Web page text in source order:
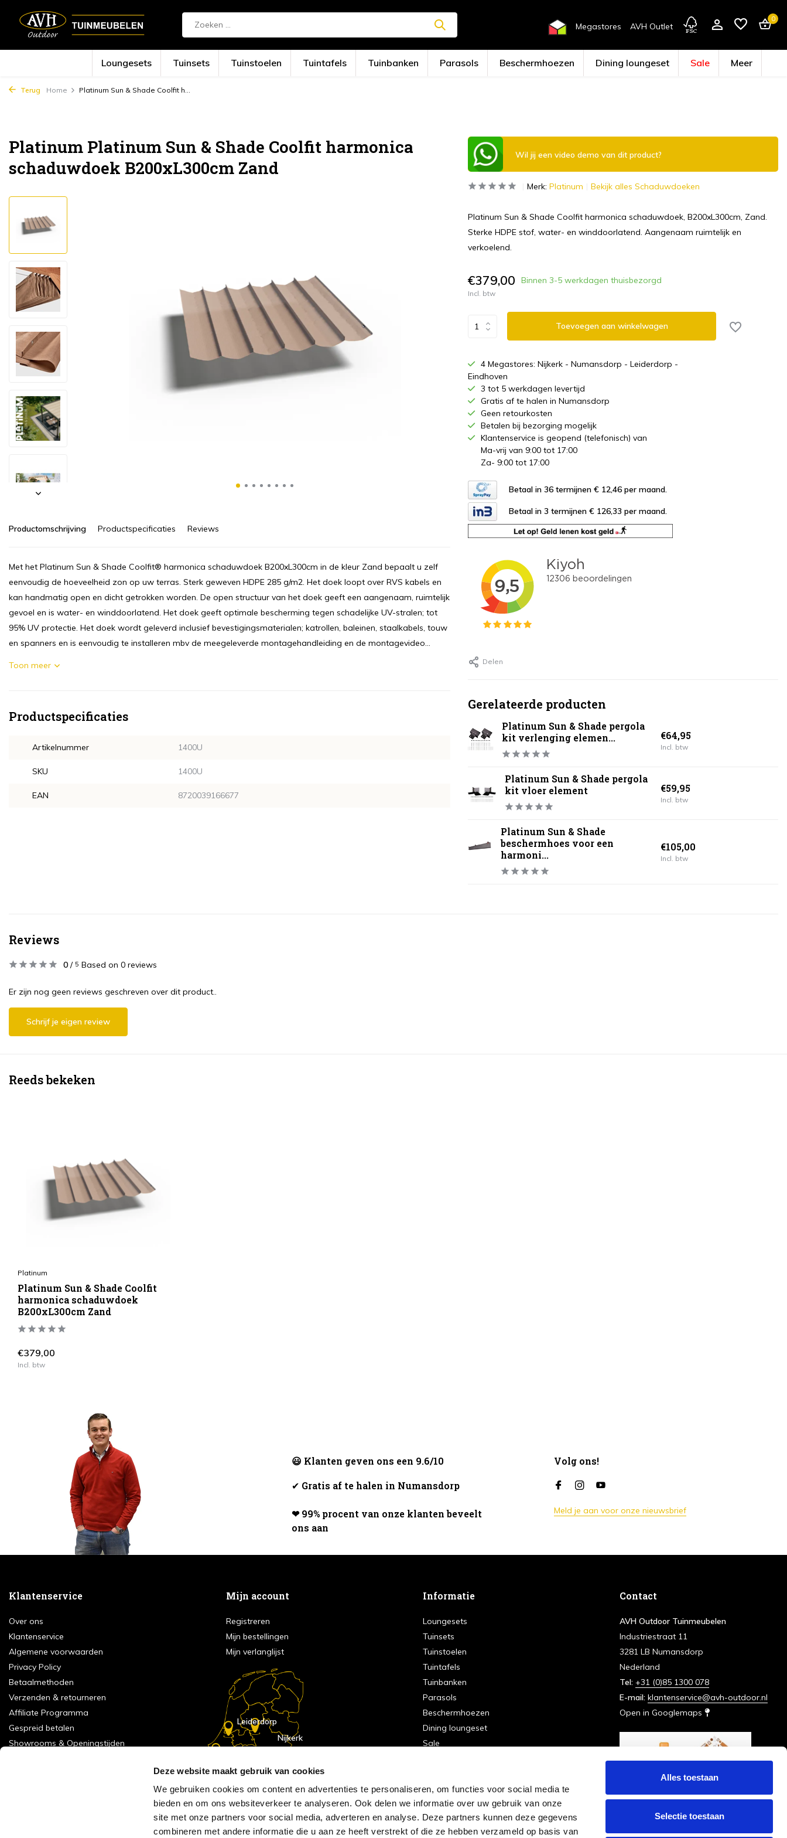
Deze website maakt gebruik van cookies
We gebruiken cookies om content en advertenties te personaliseren, om functies voor social media te
bieden en om ons websiteverkeer te analyseren. Ook delen we informatie over uw gebruik van onze
site met onze partners voor social media, adverteren en analyse. Deze partners kunnen deze gegevens
combineren met andere informatie die u aan ze heeft verstrekt of die ze hebben verzameld op basis van
Alles toestaan
Selectie toestaan
Megastores AVH Outlet
0
Loungesets Tuinsets Tuinstoelen Tuintafels Tuinbanken Parasols Beschermhoezen Dining loungeset Sale Meer
Terug Home Platinum Sun & Shade Coolfit h...
Platinum Platinum Sun & Shade Coolfit harmonica
schaduwdoek B200xL300cm Zand
Productomschrijving Productspecificaties Reviews
Met het Platinum Sun & Shade Coolfit® harmonica schaduwdoek B200xL300cm in de kleur Zand bepaalt u zelf
eenvoudig de hoeveelheid zon op uw terras. Sterk geweven HDPE 285 g/m2. Het doek loopt over RVS kabels en
kan handmatig open en dicht getrokken worden. De open structuur van het doek geeft een aangenaam, ruimtelijk
gevoel en is water- en winddoorlatend. Het doek geeft optimale bescherming tegen schadelijke UV-stralen; tot
95% UV protectie. Het doek wordt geleverd inclusief bevestigingsmaterialen; katrollen, baleinen, staalkabels, touw
en spanners en is eenvoudig te installeren mbv de meegeleverde montagehandleiding en de montagevideo...
Toon meer
Productspecificaties
Artikelnummer 1400U
SKU 1400U
EAN 8720039166677
Wil jij een video demo van dit product?
Merk: Platinum Bekijk alles Schaduwdoeken
Platinum Sun & Shade Coolfit harmonica schaduwdoek, B200xL300cm, Zand.
Sterke HDPE stof, water- en winddoorlatend. Aangenaam ruimtelijk en
verkoelend.
€379,00 Binnen 3-5 werkdagen thuisbezorgd
Incl. btw
Toevoegen aan winkelwagen
4 Megastores: Nijkerk - Numansdorp - Leiderdorp -
Eindhoven
3 tot 5 werkdagen levertijd
Gratis af te halen in Numansdorp
Geen retourkosten
Betalen bij bezorging mogelijk
Klantenservice is geopend (telefonisch) van
Ma-vrij van 9:00 tot 17:00
Za- 9:00 tot 17:00
Betaal in 36 termijnen € 12,46 per maand.
Betaal in 3 termijnen € 126,33 per maand.
Delen
Gerelateerde producten
Platinum Sun & Shade pergola
kit verlenging elemen...
€64,95
Incl. btw
Platinum Sun & Shade pergola
kit vloer element
€59,95
Incl. btw
Platinum Sun & Shade
beschermhoes voor een
harmoni...
€105,00
Incl. btw
Reviews
0 / 5 Based on 0 reviews
Er zijn nog geen reviews geschreven over dit product..
Schrijf je eigen review
Reeds bekeken
Platinum
Platinum Sun & Shade Coolfit
harmonica schaduwdoek
B200xL300cm Zand
€379,00
Incl. btw
😃 Klanten geven ons een 9.6/10
✔ Gratis af te halen in Numansdorp
❤ 99% procent van onze klanten beveelt
ons aan
Volg ons!
Meld je aan voor onze nieuwsbrief
Klantenservice
Over ons
Klantenservice
Algemene voorwaarden
Privacy Policy
Betaalmethoden
Verzenden & retourneren
Affiliate Programma
Gespreid betalen
Showrooms & Openingstijden
Mijn account
Registreren
Mijn bestellingen
Mijn verlanglijst
Nijkerk
Leiderdorp
Informatie
Loungesets
Tuinsets
Tuinstoelen
Tuintafels
Tuinbanken
Parasols
Beschermhoezen
Dining loungeset
Sale
Contact
AVH Outdoor Tuinmeubelen
Industriestraat 11
3281 LB Numansdorp
Nederland
Tel: +31 (0)85 1300 078
E-mail: klantenservice@avh-outdoor.nl
Open in Googlemaps